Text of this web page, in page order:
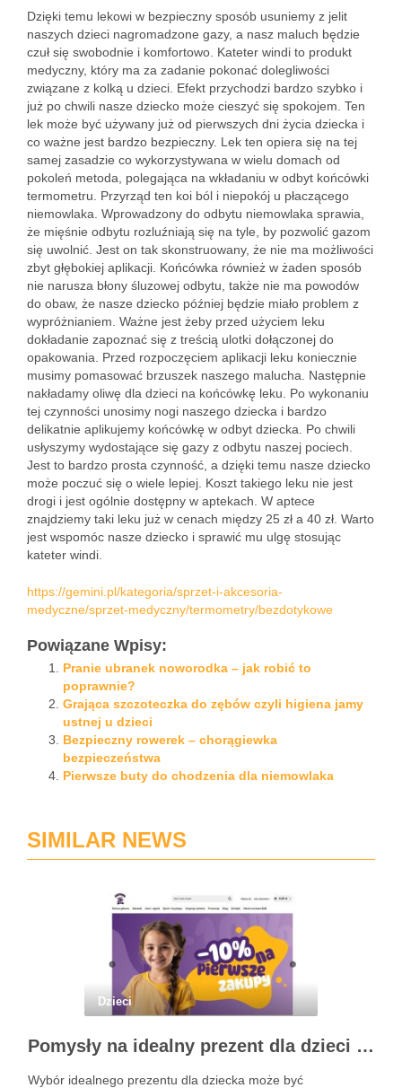
Dzięki temu lekowi w bezpieczny sposób usuniemy z jelit
naszych dzieci nagromadzone gazy, a nasz maluch będzie
czuł się swobodnie i komfortowo. Kateter windi to produkt
medyczny, który ma za zadanie pokonać dolegliwości
związane z kolką u dzieci. Efekt przychodzi bardzo szybko i
już po chwili nasze dziecko może cieszyć się spokojem. Ten
lek może być używany już od pierwszych dni życia dziecka i
co ważne jest bardzo bezpieczny. Lek ten opiera się na tej
samej zasadzie co wykorzystywana w wielu domach od
pokoleń metoda, polegająca na wkładaniu w odbyt końcówki
termometru. Przyrząd ten koi ból i niepokój u płaczącego
niemowlaka. Wprowadzony do odbytu niemowlaka sprawia,
że mięśnie odbytu rozluźniają się na tyle, by pozwolić gazom
się uwolnić. Jest on tak skonstruowany, że nie ma możliwości
zbyt głębokiej aplikacji. Końcówka również w żaden sposób
nie narusza błony śluzowej odbytu, także nie ma powodów
do obaw, że nasze dziecko później będzie miało problem z
wypróżnianiem. Ważne jest żeby przed użyciem leku
dokładanie zapoznać się z treścią ulotki dołączonej do
opakowania. Przed rozpoczęciem aplikacji leku koniecznie
musimy pomasować brzuszek naszego malucha. Następnie
nakładamy oliwę dla dzieci na końcówkę leku. Po wykonaniu
tej czynności unosimy nogi naszego dziecka i bardzo
delikatnie aplikujemy końcówkę w odbyt dziecka. Po chwili
usłyszymy wydostające się gazy z odbytu naszej pociech.
Jest to bardzo prosta czynność, a dzięki temu nasze dziecko
może poczuć się o wiele lepiej. Koszt takiego leku nie jest
drogi i jest ogólnie dostępny w aptekach. W aptece
znajdziemy taki leku już w cenach między 25 zł a 40 zł. Warto
jest wspomóc nasze dziecko i sprawić mu ulgę stosując
kateter windi.
https://gemini.pl/kategoria/sprzet-i-akcesoria-
medyczne/sprzet-medyczny/termometry/bezdotykowe
Powiązane Wpisy:
Pranie ubranek noworodka – jak robić to
poprawnie?
Grająca szczoteczka do zębów czyli higiena jamy
ustnej u dzieci
Bezpieczny rowerek – chorągiewka
bezpieczeństwa
Pierwsze buty do chodzenia dla niemowlaka
SIMILAR NEWS
Dzieci
Pomysły na idealny prezent dla dzieci z BSKToys
Wybór idealnego prezentu dla dziecka może być